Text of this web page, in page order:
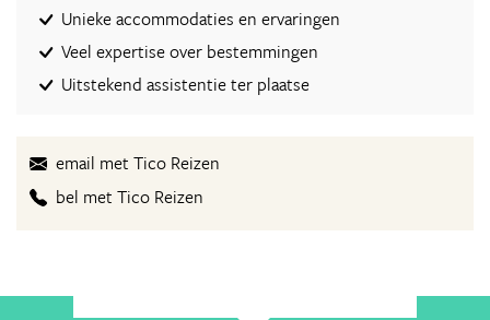
Unieke accommodaties en ervaringen
Veel expertise over bestemmingen
Uitstekend assistentie ter plaatse
email met Tico Reizen
bel met Tico Reizen